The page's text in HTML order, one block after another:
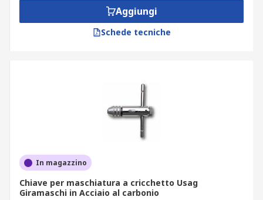
Aggiungi
Schede tecniche
In magazzino
Chiave per maschiatura a cricchetto Usag
Giramaschi in Acciaio al carbonio